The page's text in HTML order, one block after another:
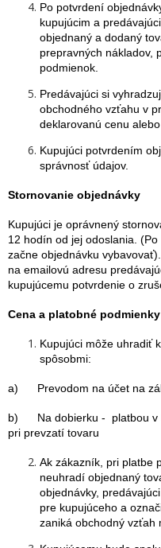
Po potvrdení
kupujúcim a
objednaný a dodaný
prepravných nákladov,
podmienok.
Predávajúci si
obchodného vzťahu v
deklarovanú cenu alebo
Kupujúci potvrdením
správnosť údajov.
Stornovanie objednávky
Kupujúci je oprávnený
12 hodín od jej odoslania.
začne objednávku
na emailovú adresu
kupujúcemu potvrdenie o
Cena a platobné podmienky
Kupujúci môže uhradiť
spôsobmi:
a) Prevodom na účet na
b) Na dobierku - platbou v
pri prevzatí tovaru
Ak zákazník, pri platbe
neuhradí objednaný
objednávky,
pre kupujúceho a
zaniká obchodný vzťah